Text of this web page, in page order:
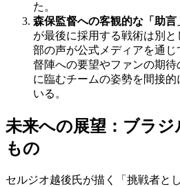
た。
森保監督への客観的な「助
が最後に採用する戦術は別
部の声が公式メディアを通
督陣への要望やファンの期
に臨むチームの姿勢を間接
いる。
未来への展望：ブラジ
もの
セルジオ越後氏が描く「挑戦者と